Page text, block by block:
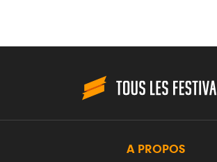
A PROPOS